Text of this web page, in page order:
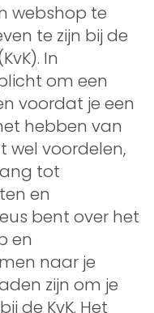
webshop te
te zijn bij de
In
om een
voordat je een
hebben van
wel voordelen,
tot
en
bent over het
en
naar je
zijn om je
de KvK. Het